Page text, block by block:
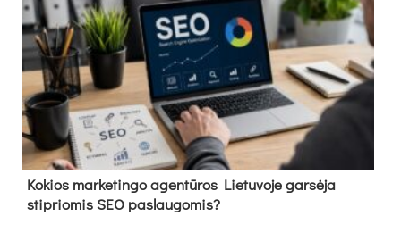
Kokios marketingo agentūros Lietuvoje garsėja
stipriomis SEO paslaugomis?